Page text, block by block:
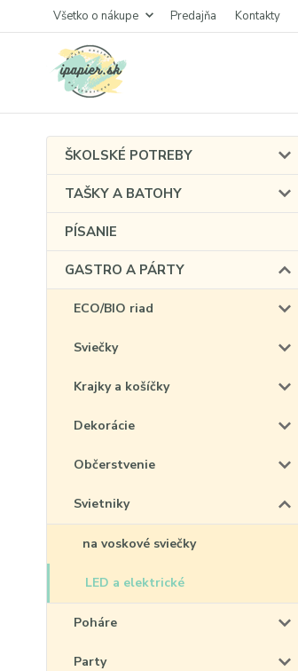
Všetko o nákupe Predajňa Kontakty
ŠKOLSKÉ POTREBY
TAŠKY A BATOHY
PÍSANIE
GASTRO A PÁRTY
ECO/BIO riad
Sviečky
Krajky a košíčky
Dekorácie
Občerstvenie
Svietniky
na voskové sviečky
LED a elektrické
Poháre
Party